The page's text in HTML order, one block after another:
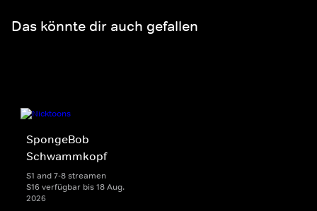
Das könnte dir auch gefallen
SpongeBob
Schwammkopf
S1 and 7-8 streamen
S16 verfügbar bis 18 Aug.
2026